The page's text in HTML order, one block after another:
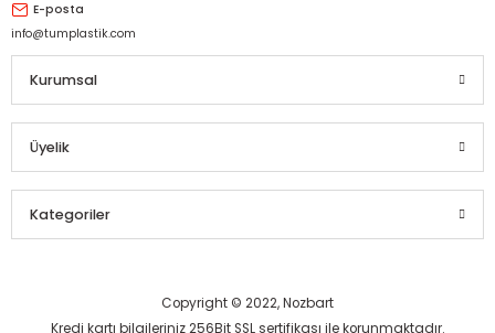
E-posta
info@tumplastik.com
Kurumsal
Üyelik
Kategoriler
Copyright © 2022, Nozbart
Kredi kartı bilgileriniz 256Bit SSL sertifikası ile korunmaktadır.